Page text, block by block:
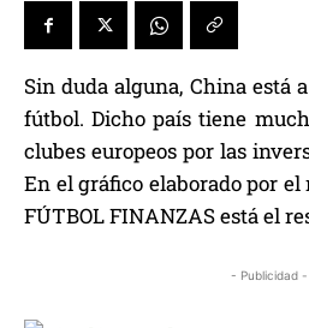
Sin duda alguna, China está
fútbol. Dicho país tiene
clubes europeos por las
En el gráfico elaborado por
FÚTBOL FINANZAS está el
- Publicidad -